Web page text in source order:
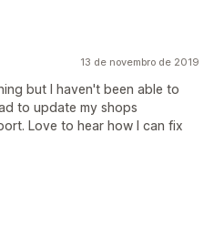
13 de novembro de 2019
but I haven't been able to
to update my shops
Love to hear how I can fix